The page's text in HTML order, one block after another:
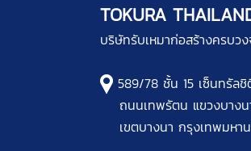
TOKURA
บริษัทรับเหมาก่อสร้างครบว
589/78 ชั้น 15 เซ็นทรัลชิ
ถนนเทพรัตน แขวงบางน
เขตบางนา กรุงเทพมหา